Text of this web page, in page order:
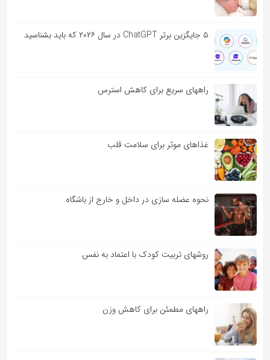
۵ جایگزین برتر ChatGPT در سال ۲۰۲۶ که باید بشناسید
راههای سریع برای کاهش استرس
غذاهای موثر برای سلامت قلب
نحوه عضله سازی در داخل و خارج از باشگاه
روشهای تربیت کودک با اعتماد به نفس
راههای مطمئن برای کاهش وزن